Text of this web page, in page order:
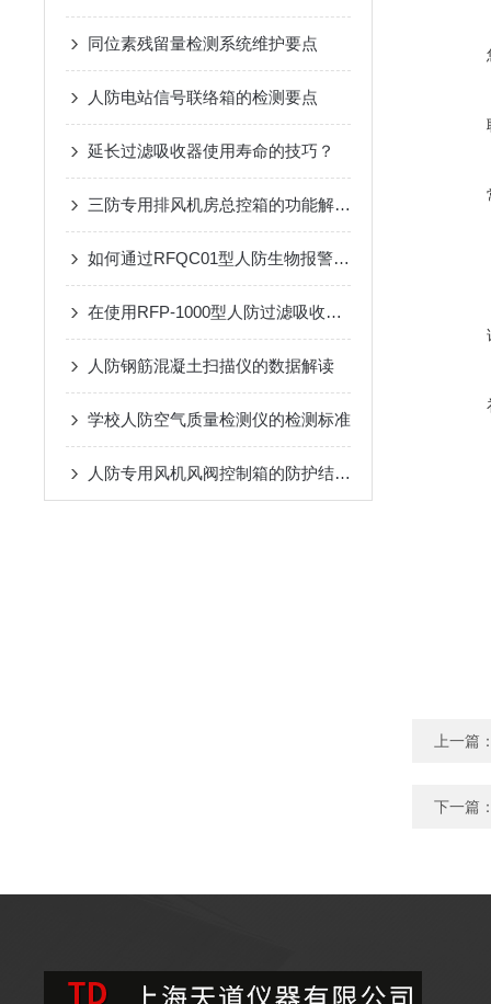
同位素残留量检测系统维护要点
人防电站信号联络箱的检测要点
延长过滤吸收器使用寿命的技巧？
三防专用排风机房总控箱的功能解析：高效排风与压差精准控制
如何通过RFQC01型人防生物报警器提高应急防护能力？
在使用RFP-1000型人防过滤吸收器时需要遵循的安全操作规程
人防钢筋混凝土扫描仪的数据解读
学校人防空气质量检测仪的检测标准
人防专用风机风阀控制箱的防护结构：防潮、防霉与抗冲击设计
上一篇
下一篇